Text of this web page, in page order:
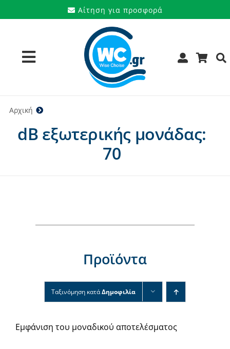
στο
Αίτηση για προσφορά
Toggle
Navigation
Προϊόντα
Υπηρεσίες
Αρχική
dB εξωτερικής μονάδας:
70
Προϊόντα
Ταξινόμηση κατάΔημοφιλία
Εμφάνιση του μοναδικού αποτελέσματος